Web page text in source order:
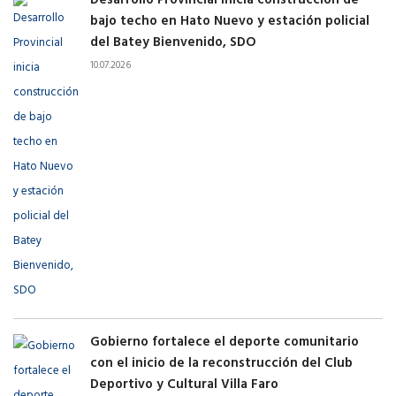
bajo techo en Hato Nuevo y estación policial
del Batey Bienvenido, SDO
10.07.2026
Gobierno fortalece el deporte comunitario
con el inicio de la reconstrucción del Club
Deportivo y Cultural Villa Faro